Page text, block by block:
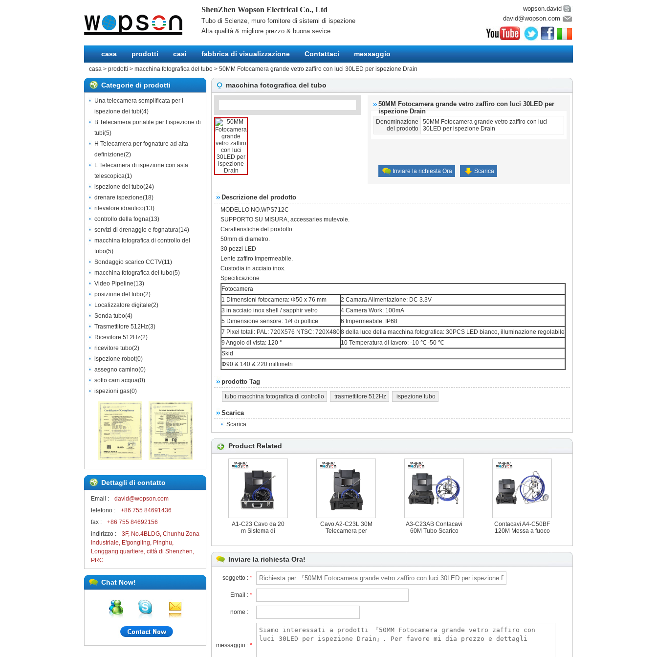
ShenZhen Wopson Electrical Co., Ltd
Tubo di Scienze, muro fornitore di sistemi di ispezione
Alta qualità & migliore prezzo & buona sevice
wopson.david
david@wopson.com
casa prodotti casi fabbrica di visualizzazione Contattaci messaggio
casa > prodotti > macchina fotografica del tubo > 50MM Fotocamera grande vetro zaffiro con luci 30LED per ispezione Drain
Categorie di prodotti
Una telecamera semplificata per l
ispezione dei tubi(4)
B Telecamera portatile per l ispezione di
tubi(5)
H Telecamera per fognature ad alta
definizione(2)
L Telecamera di ispezione con asta
telescopica(1)
ispezione del tubo(24)
drenare ispezione(18)
rilevatore idraulico(13)
controllo della fogna(13)
servizi di drenaggio e fognatura(14)
macchina fotografica di controllo del
tubo(5)
Sondaggio scarico CCTV(11)
macchina fotografica del tubo(5)
Video Pipeline(13)
posizione del tubo(2)
Localizzatore digitale(2)
Sonda tubo(4)
Trasmettitore 512Hz(3)
Ricevitore 512Hz(2)
ricevitore tubo(2)
ispezione robot(0)
assegno camino(0)
sotto cam acqua(0)
ispezioni gas(0)
Dettagli di contatto
Email :
david@wopson.com
telefono :
+86 755 84691436
fax :
+86 755 84692156
indirizzo :
3F, No.4BLDG, Chunhu Zona
Industriale, E'gongling, Pinghu,
Longgang quartiere, città di Shenzhen,
PRC
Chat Now!
macchina fotografica del tubo
50MM Fotocamera grande vetro zaffiro con luci 30LED per
ispezione Drain
Denominazione
del prodotto
50MM Fotocamera grande vetro zaffiro con luci
30LED per ispezione Drain
Inviare la richiesta Ora Scarica
Descrizione del prodotto
MODELLO NO.WPS712C
SUPPORTO SU MISURA, accessaries mutevole.
Caratteristiche del prodotto:
50mm di diametro.
30 pezzi LED
Lente zaffiro impermeabile.
Custodia in acciaio inox.
Specificazione
Fotocamera
1 Dimensioni fotocamera: Φ50 x 76 mm
2 Camara Alimentazione: DC 3.3V
3 in acciaio inox shell / sapphir vetro
4 Camera Work: 100mA
5 Dimensione sensore: 1/4 di pollice
6 Impermeabile: IP68
7 Pixel totali: PAL: 720X576 NTSC: 720X4808 della luce della macchina fotografica: 30PCS LED bianco, illuminazione regolabile
9 Angolo di vista: 120 °
10 Temperatura di lavoro: -10 ℃ -50 ℃
Skid
Φ90 & 140 & 220 millimetri
prodotto Tag
tubo macchina fotografica di controllo trasmettitore 512Hz ispezione tubo
Scarica
Scarica
Product Related
A1-C23 Cavo da 20
m Sistema di
chiuso per tubi di
ispezione di scarichi
fognari
Cavo A2-C23L 30M
Telecamera per
idraulici minuscola e
di nuova durata con
A3-C23AB Contacavi
60M Tubo Scarico
monitor TFT 512Hz
Telecamera CCTV
Contacavi A4-C50BF
120M Messa a fuoco
fognatura Ispezione
scarico Snake
autolivellante
Inviare la richiesta Ora!
soggetto : *
Email : *
nome :
messaggio : *